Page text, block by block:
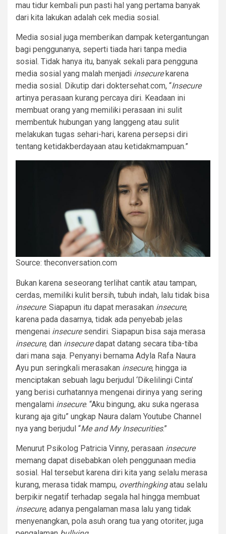
mau tidur kembali pun pasti hal yang pertama banyak
dari kita lakukan adalah cek media sosial.
Media sosial juga memberikan dampak ketergantungan
bagi penggunanya, seperti tiada hari tanpa media
sosial. Tidak hanya itu, banyak sekali para pengguna
media sosial yang malah menjadi insecurekarena
media sosial. Dikutip dari doktersehat.com, “Insecure
artinya perasaan kurang percaya diri. Keadaan ini
membuat orang yang memiliki perasaan ini sulit
membentuk hubungan yang langgeng atau sulit
melakukan tugas sehari-hari, karena persepsi diri
tentang ketidakberdayaan atau ketidakmampuan.”
Source: theconversation.com
Bukan karena seseorang terlihat cantik atau tampan,
cerdas, memiliki kulit bersih, tubuh indah, lalu tidak bisa
insecure. Siapapun itu dapat merasakan insecure,
karena pada dasarnya, tidak ada penyebab jelas
mengenai insecuresendiri. Siapapun bisa saja merasa
insecure, dan insecuredapat datang secara tiba-tiba
dari mana saja. Penyanyi bernama Adyla Rafa Naura
Ayu pun seringkali merasakan insecure, hingga ia
menciptakan sebuah lagu berjudul ‘Dikelilingi Cinta’
yang berisi curhatannya mengenai dirinya yang sering
mengalami insecure. “Aku bingung, aku suka ngerasa
kurang aja gitu” ungkap Naura dalam Youtube Channel
nya yang berjudul “Me and My Insecurities.”
Menurut Psikolog Patricia Vinny, perasaan insecure
memang dapat disebabkan oleh penggunaan media
sosial. Hal tersebut karena diri kita yang selalu merasa
kurang, merasa tidak mampu, overthingkingatau selalu
berpikir negatif terhadap segala hal hingga membuat
insecure, adanya pengalaman masa lalu yang tidak
menyenangkan, pola asuh orang tua yang otoriter, juga